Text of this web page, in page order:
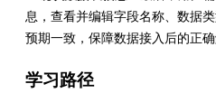
息，查看并编辑字段名称、数据
预期一致，保障数据接入后的正确
学习路径